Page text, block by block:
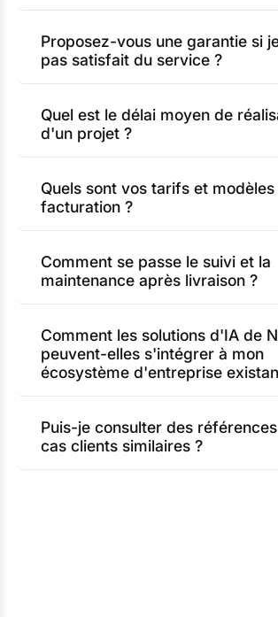
Proposez-vous une garantie si
pas satisfait du service ?
Quel est le délai moyen de
d'un projet ?
Quels sont vos tarifs et
facturation ?
Comment se passe le suivi et la
maintenance après livraison ?
Comment les solutions d'IA de
peuvent-elles s'intégrer à mon
écosystème d'entreprise
Puis-je consulter des
cas clients similaires ?